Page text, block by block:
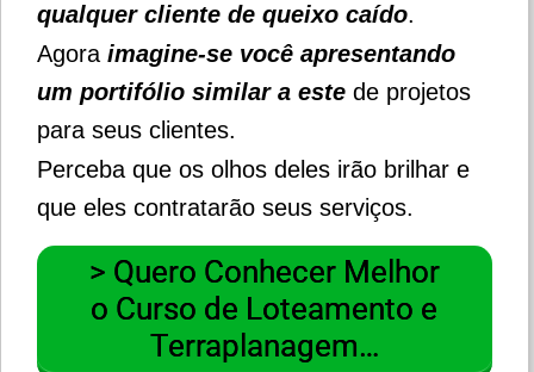
qualquer cliente de queixo caído.
Agora imagine-se você apresentando
um portifólio similar a este de projetos
para seus clientes.
Perceba que os olhos deles irão brilhar e
que eles contratarão seus serviços.
> Quero Conhecer Melhor
o Curso de Loteamento e
Terraplanagem…